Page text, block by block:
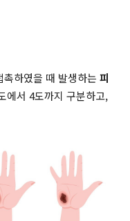
하였을 때 발생하는 피
에서 4도까지 구분하고,